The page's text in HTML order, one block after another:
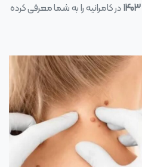
در کامرانیه را به شما معرفی کرده